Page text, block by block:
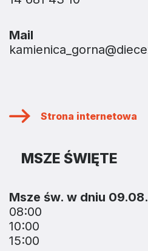
Mail
Strona internetowa
MSZE ŚWIĘTE
Msze św. w dniu
08:00
10:00
15:00